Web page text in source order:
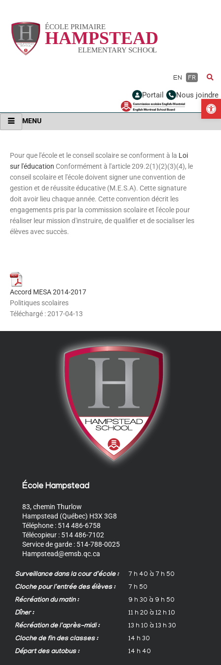
EN FR
Portail Nous joindre
MENU
Pour que l'école et le conseil scolaire se conforment à la Loi
sur l'éducation Conformément à l'article 209.2(1)(2)(3)(4), le
conseil scolaire et l'école doivent signer une convention de
gestion et de réussite éducative (M.E.S.A). Cette signature
doit avoir lieu chaque année. Cette convention décrit les
engagements pris par la commission scolaire et l'école pour
réaliser leur mission d'instruire, de qualifier et de socialiser les
élèves avec succès.
Accord MESA 2014-2017
Politiques scolaires
Téléchargé : 2017-04-13
École Hampstead
83, chemin Thurlow
Hampstead (Québec) H3X 3G8
Téléphone : 514 486-6758
Télécopieur : 514 486-7102
Service de garde : 514-788-0025
Hampstead@emsb.qc.ca
Surveillance dans la cour d'école :
7 h 40 à 7 h 50
Cloche pour l'entrée des élèves :
7 h 50
Récréation du matin :
9 h 30 à 9 h 50
Dîner :
11 h 20 à 12 h 10
Récréation de l'après-midi :
13 h 10 à 13 h 30
Cloche de fin des classes :
14 h 30
Départ des autobus :
14 h 40